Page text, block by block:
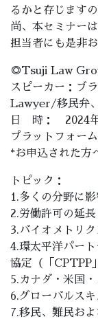
るかと存じます
尚、本セミナー
担当者にも是非
◎Tsuji Law
スピーカー：
Lawyer/移民弁
日 時： 2024年
プラットフォー
*お申込された方
トピック：
1.多くの分野に
2.労働許可の延
3.バイオメトリク
4.環太平洋パー
協定（「CPTPP
5.カナダ・米国
6.グローバルス
7.移民、難民お